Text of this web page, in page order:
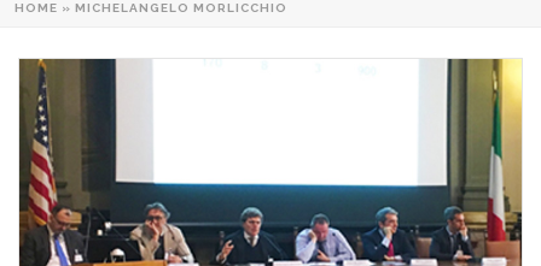
HOME » MICHELANGELO MORLICCHIO